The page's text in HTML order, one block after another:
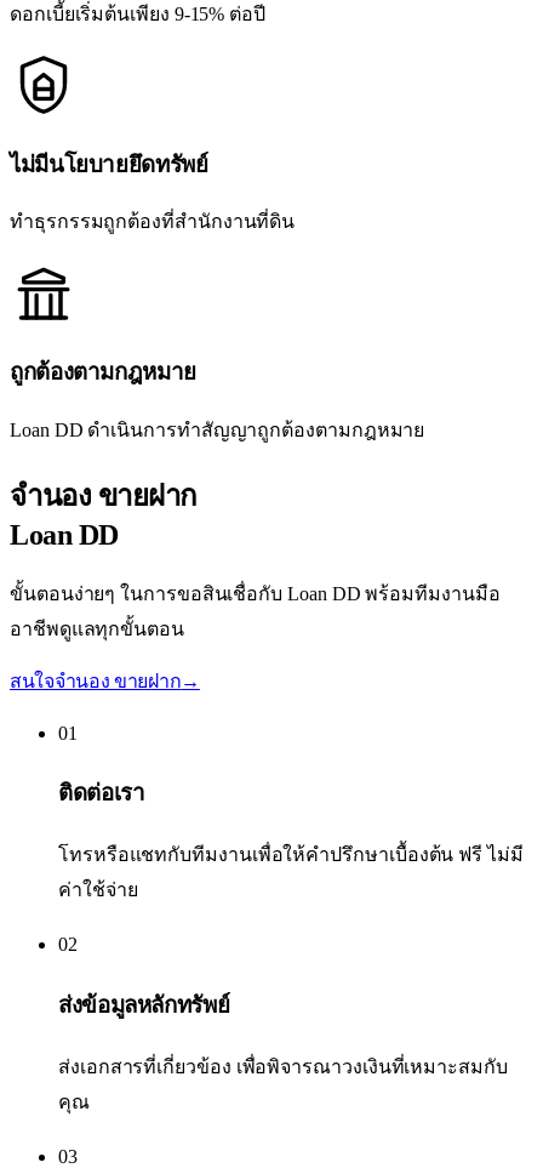
ดอกเบี้ยเริ่มต้นเพียง 9-15% ต่อปี
ไม่มีนโยบายยึดทรัพย์
ทำธุรกรรมถูกต้องที่สำนักงานที่ดิน
ถูกต้องตามกฎหมาย
Loan DD ดำเนินการทำสัญญาถูกต้องตามกฎหมาย
จำนอง ขายฝาก
Loan DD
ขั้นตอนง่ายๆ ในการขอสินเชื่อกับ Loan DD พร้อมทีมงานมือ
อาชีพดูแลทุกขั้นตอน
สนใจจำนอง ขายฝาก→
01
ติดต่อเรา
โทรหรือแชทกับทีมงานเพื่อให้คำปรึกษาเบื้องต้น ฟรี ไม่มี
ค่าใช้จ่าย
02
ส่งข้อมูลหลักทรัพย์
ส่งเอกสารที่เกี่ยวข้อง เพื่อพิจารณาวงเงินที่เหมาะสมกับ
คุณ
03